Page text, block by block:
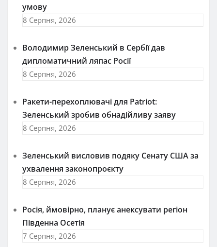
умову
8 Серпня, 2026
Володимир Зеленський в Сербії дав
дипломатичний ляпас Росії
8 Серпня, 2026
Ракети-перехоплювачі для Patriot:
Зеленський зробив обнадійливу заяву
8 Серпня, 2026
Зеленський висловив подяку Сенату США за
ухвалення законопроєкту
8 Серпня, 2026
Росія, ймовірно, планує анексувати регіон
Південна Осетія
7 Серпня, 2026